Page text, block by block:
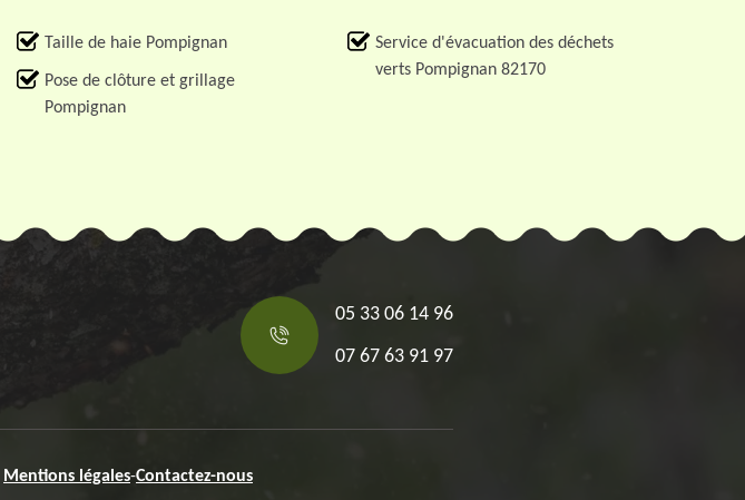
Taille de haie Pompignan
Pose de clôture et grillage
Pompignan
Service d'évacuation des déchets
verts Pompignan 82170
05 33 06 14 96
07 67 63 91 97
Mentions légales-Contactez-nous